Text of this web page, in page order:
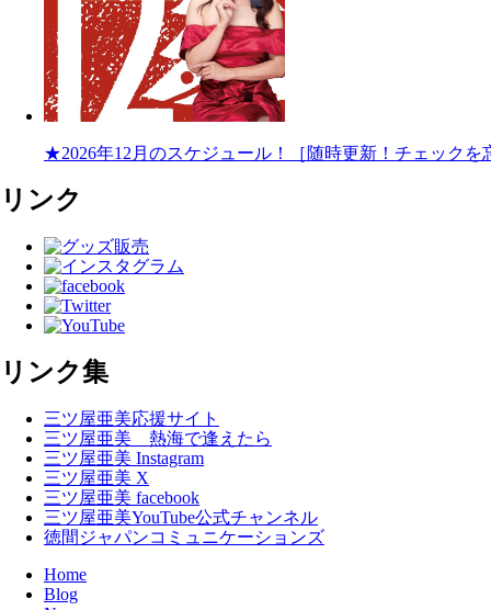
★2026年12月のスケジュール！［随時更新！チェックを
リンク
リンク集
三ツ屋亜美応援サイト
三ツ屋亜美 熱海で逢えたら
三ツ屋亜美 Instagram
三ツ屋亜美 X
三ツ屋亜美 facebook
三ツ屋亜美YouTube公式チャンネル
徳間ジャパンコミュニケーションズ
Home
Blog